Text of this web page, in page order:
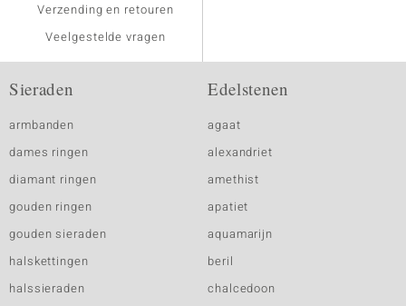
Verzending en retouren
Veelgestelde vragen
Sieraden
armbanden
dames ringen
diamant ringen
gouden ringen
gouden sieraden
halskettingen
halssieraden
Edelstenen
agaat
alexandriet
amethist
apatiet
aquamarijn
beril
chalcedoon